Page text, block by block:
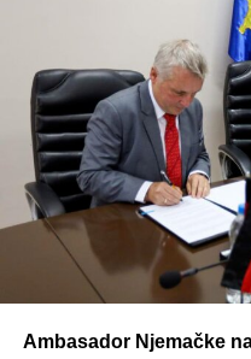
Ambasador Njemačke